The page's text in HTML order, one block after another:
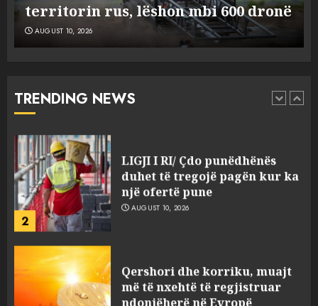
çdo vit nga rajoni i Ballkanit?
AUGUST 10, 2026
TRENDING NEWS
1
Ujësjellësi i Tiranës, normë
AUGUST 10, 2026
2
LIGJI I RI/ Çdo punëdhënës
duhet të tregojë pagën kur ka
një ofertë pune
AUGUST 10, 2026
Qershori dhe korriku, muajt
më të nxehtë të regjistruar
ndonjëherë në Evropë